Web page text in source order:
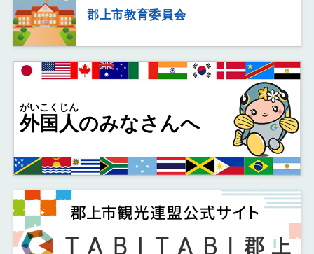
郡上市教育委員会
外国人
がいこくじん
のみなさんへ